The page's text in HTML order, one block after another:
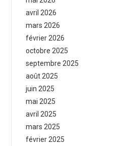
avril 2026
mars 2026
février 2026
octobre 2025
septembre 2025
août 2025
juin 2025
mai 2025
avril 2025
mars 2025
février 2025